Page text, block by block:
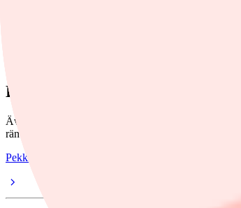
Det lutar åt 75 punkter - eller
Även om den KPIF-inflation föll tillbaka något i
räntan den 24 november.
Pekka Kaanta